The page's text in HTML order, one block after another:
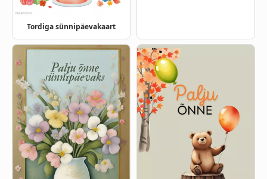
Tordiga sünnipäevakaart